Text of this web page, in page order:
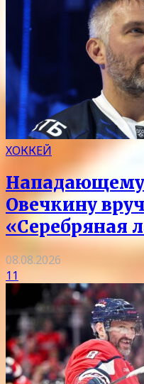
ХОККЕЙ
Овечкину
«Серебряная
08.08.2026
11